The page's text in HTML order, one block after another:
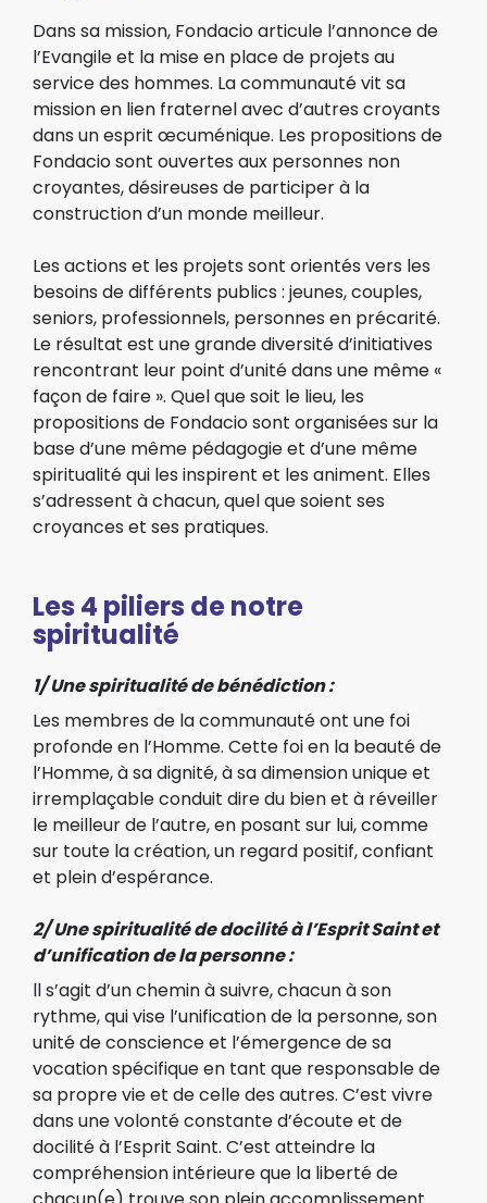
Dans sa mission, Fondacio articule l’annonce de
l’Evangile et la mise en place de projets au
service des hommes. La communauté vit sa
mission en lien fraternel avec d’autres croyants
dans un esprit œcuménique. Les propositions de
Fondacio sont ouvertes aux personnes non
croyantes, désireuses de participer à la
construction d’un monde meilleur.
Les actions et les projets sont orientés vers les
besoins de différents publics : jeunes, couples,
seniors, professionnels, personnes en précarité.
Le résultat est une grande diversité d’initiatives
rencontrant leur point d’unité dans une même «
façon de faire ». Quel que soit le lieu, les
propositions de Fondacio sont organisées sur la
base d’une même pédagogie et d’une même
spiritualité qui les inspirent et les animent. Elles
s’adressent à chacun, quel que soient ses
croyances et ses pratiques.
Les 4 piliers de notre
spiritualité
1/ Une spiritualité de bénédiction :
Les membres de la communauté ont une foi
profonde en l’Homme. Cette foi en la beauté de
l’Homme, à sa dignité, à sa dimension unique et
irremplaçable conduit dire du bien et à réveiller
le meilleur de l’autre, en posant sur lui, comme
sur toute la création, un regard positif, confiant
et plein d’espérance.
2/ Une spiritualité de docilité à l’Esprit Saint et
d’unification de la personne :
ll s’agit d’un chemin à suivre, chacun à son
rythme, qui vise l’unification de la personne, son
unité de conscience et l’émergence de sa
vocation spécifique en tant que responsable de
sa propre vie et de celle des autres. C’est vivre
dans une volonté constante d’écoute et de
docilité à l’Esprit Saint. C’est atteindre la
compréhension intérieure que la liberté de